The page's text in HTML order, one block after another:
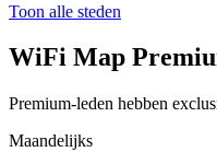
Toon alle steden
WiFi Map
Premium-leden hebben
Maandelijks